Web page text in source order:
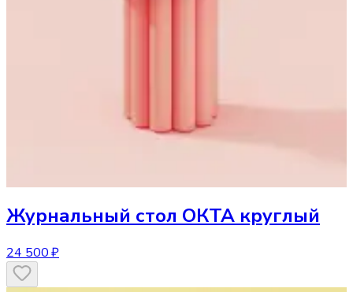
Журнальный стол ОКТА круглый
24 500 ₽